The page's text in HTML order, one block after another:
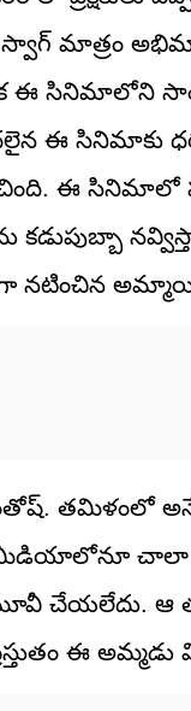
మాత్రం
ఇక ఈ
ఈ సినిమాకు
ఈ సినిమాలో
కడుపుబ్బా
అమ్మాయి
తమిళంలో
చాలా
చేయలేదు. ఆ
ఈ